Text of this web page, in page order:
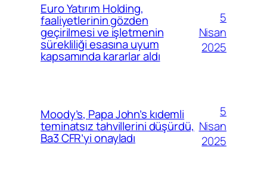
Euro Yatırım Holding,
faaliyetlerinin gözden
geçirilmesi ve işletmenin
sürekliliği esasına uyum
kapsamında kararlar aldı
5
Nisan
2025
Moody’s, Papa John’s kıdemli
teminatsız tahvillerini düşürdü,
Ba3 CFR’yi onayladı
5
Nisan
2025